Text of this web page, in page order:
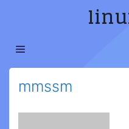
MENI
mmssm